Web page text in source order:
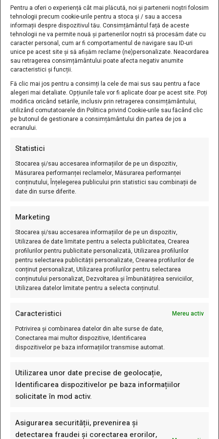
Pentru a oferi o experiență cât mai plăcută, noi și partenerii noștri folosim
tehnologii precum cookie-urile pentru a stoca și / sau a accesa
informații despre dispozitivul tău. Consimțământul față de aceste
tehnologii ne va permite nouă și partenerilor noștri să procesăm date cu
caracter personal, cum ar fi comportamentul de navigare sau ID-uri
unice pe acest site și să afișăm reclame (ne)personalizate. Neacordarea
sau retragerea consimțământului poate afecta negativ anumite
caracteristici și funcții.
Fă clic mai jos pentru a consimți la cele de mai sus sau pentru a face
alegeri mai detaliate. Opțiunile tale vor fi aplicate doar pe acest site. Poți
modifica oricând setările, inclusiv prin retragerea consimțământului,
utilizând comutatoarele din Politica privind Cookie-urile sau făcând clic
pe butonul de gestionare a consimțământului din partea de jos a
ecranului.
Statistici
Stocarea și/sau accesarea informațiilor de pe un dispozitiv,
Măsurarea performanței reclamelor, Măsurarea performanței
conținutului, Înțelegerea publicului prin statistici sau combinații de
date din surse diferite.
Marketing
Stocarea și/sau accesarea informațiilor de pe un dispozitiv,
Utilizarea de date limitate pentru a selecta publicitatea, Crearea
profilurilor pentru publicitate personalizată, Utilizarea profilurilor
pentru selectarea publicității personalizate, Crearea profilurilor de
conținut personalizat, Utilizarea profilurilor pentru selectarea
conținutului personalizat, Dezvoltarea și îmbunătățirea serviciilor,
Utilizarea datelor limitate pentru a selecta conținutul.
Caracteristici
Mereu activ
Potrivirea și combinarea datelor din alte surse de date,
Conectarea mai multor dispozitive, Identificarea
dispozitivelor pe baza informațiilor transmise automat.
Utilizarea unor date precise de geolocație,
Identificarea dispozitivelor pe baza informațiilor
solicitate în mod activ.
Asigurarea securității, prevenirea și
detectarea fraudei și corectarea erorilor,
0746 245 743
contact@starbay.ro
LINK-URI UTILE
Verificare Cos
Cosul Meu
Favorite
Politica De Retur
Termeni Si Conditii
ANPC
Regulament Cupoane
FAQ
Comenzi Si Livrare
Contul Meu
Cum Comand?
Cum Se Livreaza?
Cum Platesc?
Lista Favorite
Formular De Retur
FITI LA CURENT CU REDUCERILE NOASTRE!